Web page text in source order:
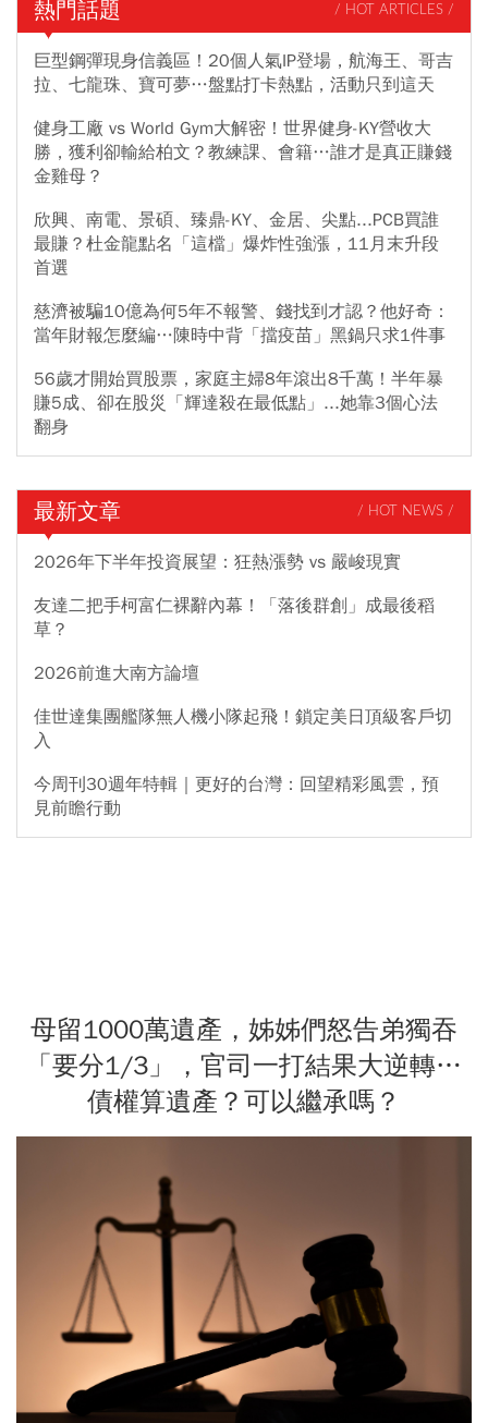
熱門話題 / HOT ARTICLES /
巨型鋼彈現身信義區！20個人氣IP登場，航海王、哥吉
拉、七龍珠、寶可夢…盤點打卡熱點，活動只到這天
健身工廠 vs World Gym大解密！世界健身-KY營收大
勝，獲利卻輸給柏文？教練課、會籍…誰才是真正賺錢
金雞母？
欣興、南電、景碩、臻鼎-KY、金居、尖點...PCB買誰
最賺？杜金龍點名「這檔」爆炸性強漲，11月末升段
首選
慈濟被騙10億為何5年不報警、錢找到才認？他好奇：
當年財報怎麼編…陳時中背「擋疫苗」黑鍋只求1件事
56歲才開始買股票，家庭主婦8年滾出8千萬！半年暴
賺5成、卻在股災「輝達殺在最低點」...她靠3個心法
翻身
最新文章 / HOT NEWS /
2026年下半年投資展望：狂熱漲勢 vs 嚴峻現實
友達二把手柯富仁裸辭內幕！「落後群創」成最後稻
草？
2026前進大南方論壇
佳世達集團艦隊無人機小隊起飛！鎖定美日頂級客戶切
入
今周刊30週年特輯｜更好的台灣：回望精彩風雲，預
見前瞻行動
母留1000萬遺產，姊姊們怒告弟獨吞
「要分1/3」，官司一打結果大逆轉…
債權算遺產？可以繼承嗎？